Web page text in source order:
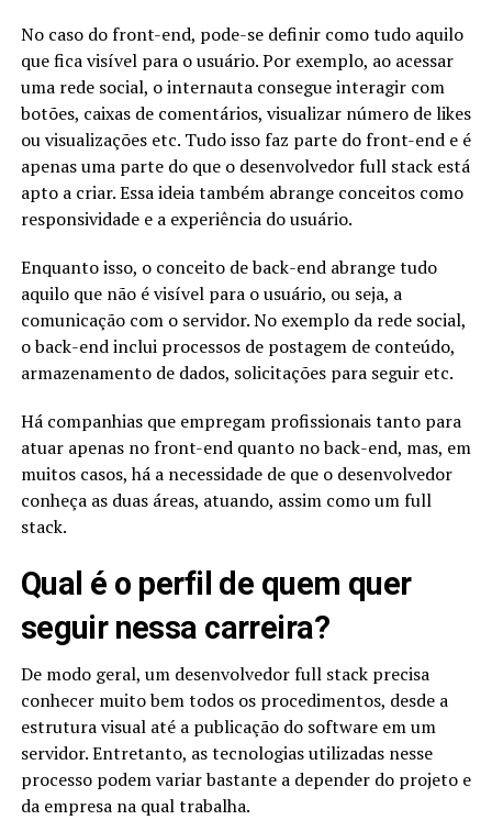
No caso do front-end, pode-se definir como tudo aquilo
que fica visível para o usuário. Por exemplo, ao acessar
uma rede social, o internauta consegue interagir com
botões, caixas de comentários, visualizar número de likes
ou visualizações etc. Tudo isso faz parte do front-end e é
apenas uma parte do que o desenvolvedor full stack está
apto a criar. Essa ideia também abrange conceitos como
responsividade e a experiência do usuário.
Enquanto isso, o conceito de back-end abrange tudo
aquilo que não é visível para o usuário, ou seja, a
comunicação com o servidor. No exemplo da rede social,
o back-end inclui processos de postagem de conteúdo,
armazenamento de dados, solicitações para seguir etc.
Há companhias que empregam profissionais tanto para
atuar apenas no front-end quanto no back-end, mas, em
muitos casos, há a necessidade de que o desenvolvedor
conheça as duas áreas, atuando, assim como um full
stack.
Qual é o perfil de quem quer
seguir nessa carreira?
De modo geral, um desenvolvedor full stack precisa
conhecer muito bem todos os procedimentos, desde a
estrutura visual até a publicação do software em um
servidor. Entretanto, as tecnologias utilizadas nesse
processo podem variar bastante a depender do projeto e
da empresa na qual trabalha.